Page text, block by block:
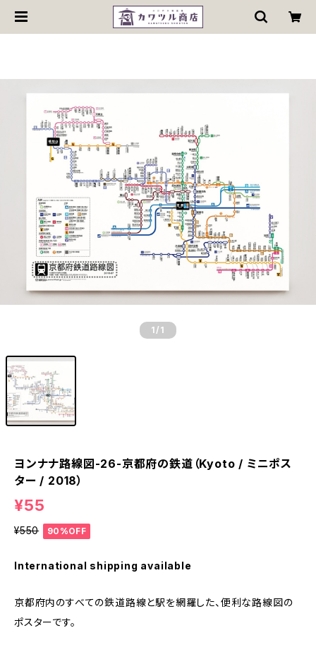
1 /1
ヨンナナ路線図-26-京都府の鉄道（Kyoto / ミニポス
ター / 2018）
¥55
¥550 90%OFF
International shipping available
京都府内のすべての鉄道路線と駅を網羅した、便利な路線図の
ポスターです。